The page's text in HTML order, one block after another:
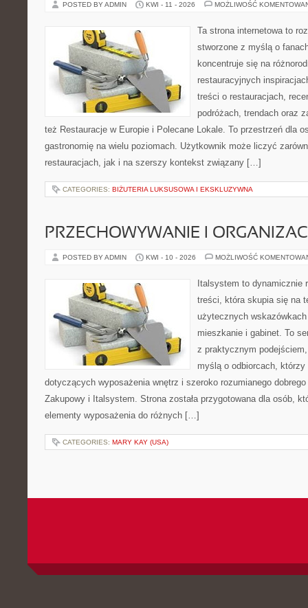
POSTED BY ADMIN KWI - 11 - 2026 MOŻLIWOŚĆ
Ta strona internetowa to
stworzone z myślą o
koncentruje się na
restauracyjnych
treści o restauracjach,
podróżach, trendach oraz
też Restauracje w Europie i Polecane Lokale. To przestrzeń dla
gastronomię na wielu poziomach. Użytkownik może liczyć
restauracjach, jak i na szerszy kontekst związany […]
CATEGORIES: BIŻUTERIA LUKSUSOWA I EKSKLUZYWNA
PRZECHOWYWANIE I
POSTED BY ADMIN KWI - 10 - 2026 MOŻLIWOŚĆ
Italsystem to dynamicznie
treści, która skupia się na
użytecznych
mieszkanie i gabinet. To
z praktycznym
myślą o odbiorcach, którzy
dotyczących wyposażenia wnętrz i szeroko rozumianego
Zakupowy i Italsystem. Strona została przygotowana dla osób,
elementy wyposażenia do różnych […]
CATEGORIES: MARY KAY (USA)